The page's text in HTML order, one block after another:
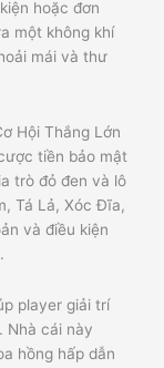
hoặc đơn
một không khí
mái và thư
Hội Thắng Lớn
tiền bảo mật
trò đỏ đen và lô
Tá Lả, Xóc Đĩa,
và điều kiện
player giải trí
Nhà cái này
hồng hấp dẫn